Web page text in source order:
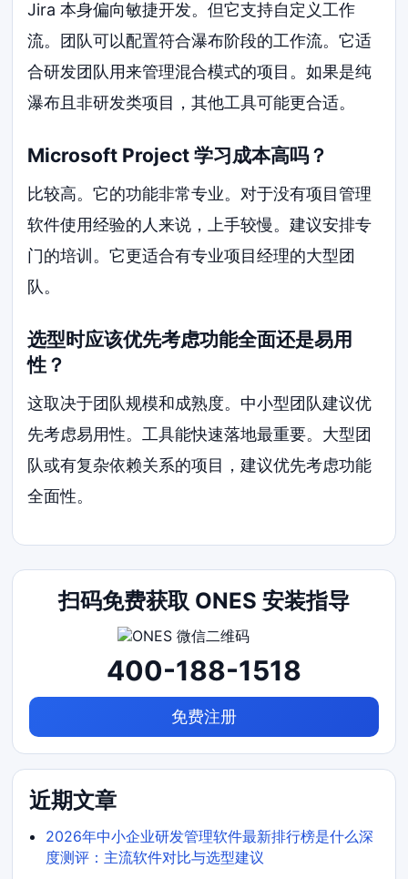
Jira 本身偏向敏捷开发。但它支持自定义工作
流。团队可以配置符合瀑布阶段的工作流。它适
合研发团队用来管理混合模式的项目。如果是纯
瀑布且非研发类项目，其他工具可能更合适。
Microsoft Project 学习成本高吗？
比较高。它的功能非常专业。对于没有项目管理
软件使用经验的人来说，上手较慢。建议安排专
门的培训。它更适合有专业项目经理的大型团
队。
选型时应该优先考虑功能全面还是易用
性？
这取决于团队规模和成熟度。中小型团队建议优
先考虑易用性。工具能快速落地最重要。大型团
队或有复杂依赖关系的项目，建议优先考虑功能
全面性。
扫码免费获取 ONES 安装指导
400-188-1518
免费注册
近期文章
2026年中小企业研发管理软件最新排行榜是什么深
度测评：主流软件对比与选型建议